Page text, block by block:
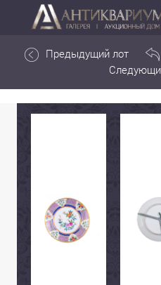
Предыдущий лот